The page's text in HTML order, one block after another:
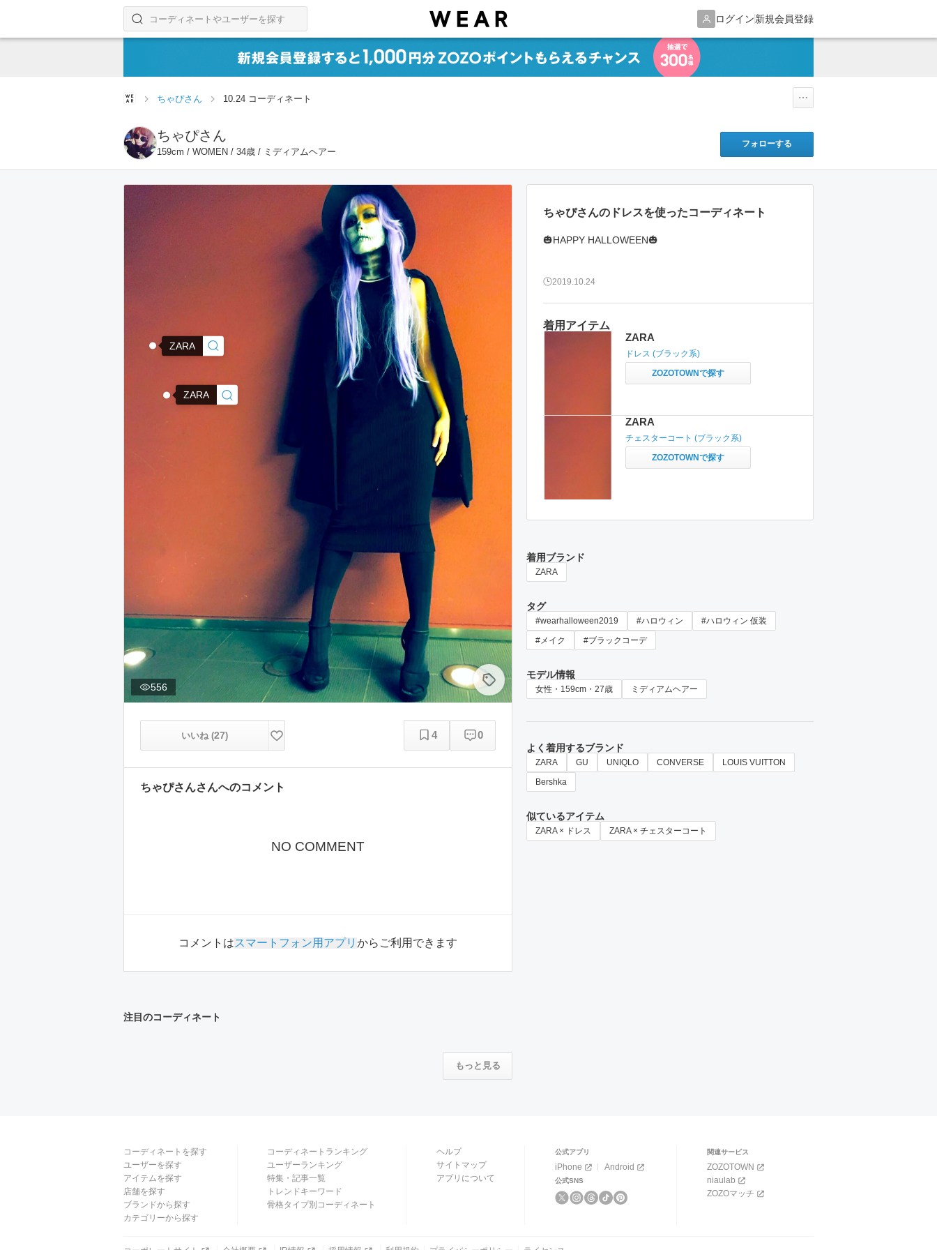
ログイン新規会員登録
コーディネートやユーザーを探す
検索する
ちゃぴさん 10.24 コーディネート
ちゃぴさん
159cm / WOMEN / 34歳 / ミディアムヘアー
フォローする
ZARA
ZARA
556
いいね (27) 4 0
ちゃぴさんさんへのコメント
NO COMMENT
コメントはスマートフォン用アプリ からご利用できます
着用アイテム
ZARA
ドレス (ブラック系)
ZOZOTOWNで探す
ZARA
チェスターコート (ブラック系)
ZOZOTOWNで探す
ちゃぴさんのドレスを使ったコーディネート
🎃HAPPY HALLOWEEN🎃
2019.10.24
着用ブランド
ZARA
タグ
#wearhalloween2019 #ハロウィン
#ハロウィン 仮装
#メイク
#ブラックコーデ
モデル情報
女性・159cm・27歳 ミディアムヘアー
よく着用するブランド
ZARA GU UNIQLO CONVERSE
LOUIS VUITTON
Bershka
似ているアイテム
ZARA × ドレス ZARA × チェスターコート
注目のコーディネート
もっと見る
コーディネートを探す
ユーザーを探す
アイテムを探す
店舗を探す
ブランドから探す
カテゴリーから探す
コーディネートランキング
ユーザーランキング
特集・記事一覧
トレンドキーワード
骨格タイプ別コーディネート
ヘルプ
サイトマップ
アプリについて
公式アプリ
iPhone Android
公式SNS
関連サービス
ZOZOTOWN
niaulab
ZOZOマッチ